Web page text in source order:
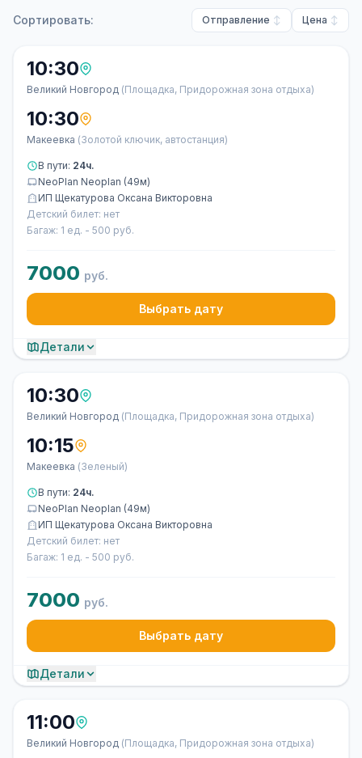
Сортировать: Отправление Цена
10:30
Великий Новгород (Площадка, Придорожная зона отдыха)
10:30
Макеевка (Золотой ключик, автостанция)
В пути: 24ч.
NeoPlan Neoplan (49м)
ИП Щекатурова Оксана Викторовна
Детский билет: нет
Багаж: 1 ед. - 500 руб.
7000 руб.
Выбрать дату
Детали
10:30
Великий Новгород (Площадка, Придорожная зона отдыха)
10:15
Макеевка (Зеленый)
В пути: 24ч.
NeoPlan Neoplan (49м)
ИП Щекатурова Оксана Викторовна
Детский билет: нет
Багаж: 1 ед. - 500 руб.
7000 руб.
Выбрать дату
Детали
11:00
Великий Новгород (Площадка, Придорожная зона отдыха)